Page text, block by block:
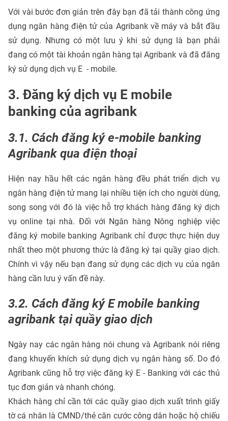
Với vài bước đơn giản trên đây bạn đã tải thành công ứng
dụng ngân hàng điện tử của Agribank về máy và bắt đầu
sử dụng. Nhưng có một lưu ý khi sử dụng là bạn phải
đang có một tài khoản ngân hàng tại Agribank và đã đăng
ký sử dụng dịch vụ E - mobile.
3. Đăng ký dịch vụ E mobile
banking của agribank
3.1. Cách đăng ký e-mobile banking
Agribank qua điện thoại
Hiện nay hầu hết các ngân hàng đều phát triển dịch vụ
ngân hàng điện tử mang lại nhiều tiện ích cho người dùng,
song song với đó là việc hỗ trợ khách hàng đăng ký dịch
vụ online tại nhà. Đối với Ngân hàng Nông nghiệp việc
đăng ký mobile banking Agribank chỉ được thực hiện duy
nhất theo một phương thức là đăng ký tại quầy giao dịch.
Chính vì vậy nếu bạn đang sử dụng các dịch vụ của ngân
hàng cần lưu ý vấn đề này.
3.2. Cách đăng ký E mobile banking
agribank tại quầy giao dịch
Ngày nay các ngân hàng nói chung và Agribank nói riêng
đang khuyến khích sử dụng dịch vụ ngân hàng số. Do đó
Agribank cũng hỗ trợ việc đăng ký E - Banking với các thủ
tục đơn giản và nhanh chóng.
Khách hàng chỉ cần tới các quầy giao dịch xuất trình giấy
tờ cá nhân là CMND/thẻ căn cước công dân hoặc hộ chiếu